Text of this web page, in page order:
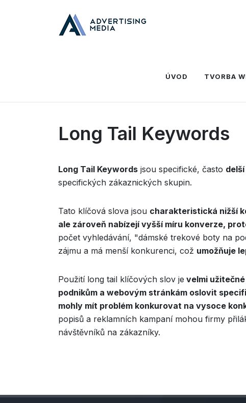
ÚVOD TVORBA
Long Tail Keywords
Long Tail Keywords jsou specifické, často
specifických zákaznických skupin.
Tato klíčová slova jsou charakteristická nižší
ale zároveň nabízejí vyšší míru konverze,
počet vyhledávání, "dámské trekové boty na
zájmu a má menší konkurenci, což umožňuje
Použití long tail klíčových slov je velmi
podnikům a webovým stránkám oslovit
mohly mít problém konkurovat na vysoce
popisů a reklamních kampaní mohou firmy
návštěvníků na zákazníky.